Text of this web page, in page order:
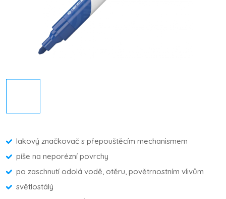
lakový značkovač s přepouštěcím mechanismem
píše na neporézní povrchy
po zaschnutí odolá vodě, otěru, povětrnostním vlivům
světlostálý